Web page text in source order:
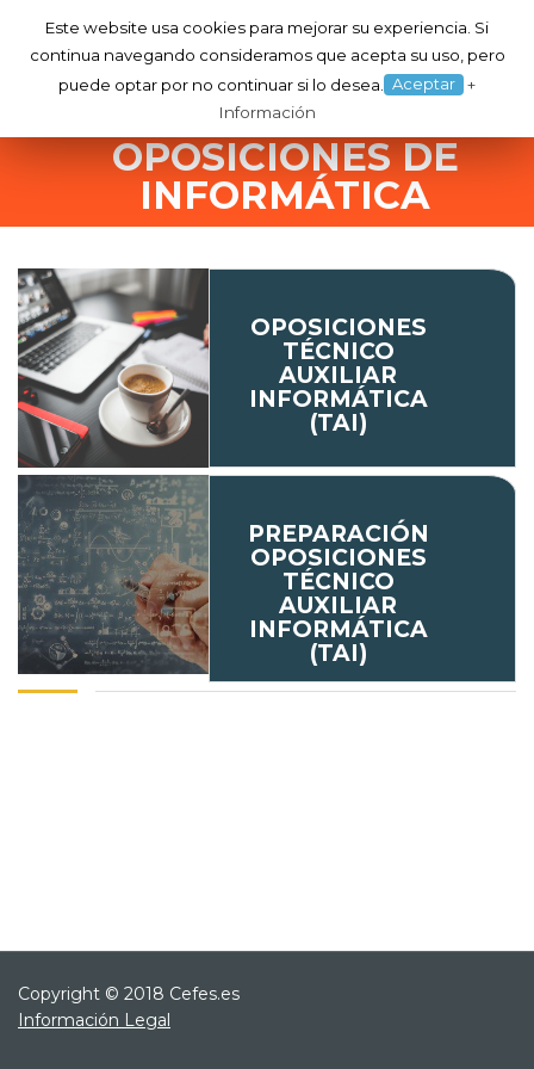
OPOSICIONES DE
INFORMÁTICA
OPOSICIONES
TÉCNICO
AUXILIAR
INFORMÁTICA
(TAI)
PREPARACIÓN
OPOSICIONES
TÉCNICO
AUXILIAR
INFORMÁTICA
(TAI)
Copyright © 2018 Cefes.es
Información Legal
Este website usa cookies para mejorar su experiencia. Si
continua navegando consideramos que acepta su uso, pero
puede optar por no continuar si lo desea.
Aceptar
+
Información